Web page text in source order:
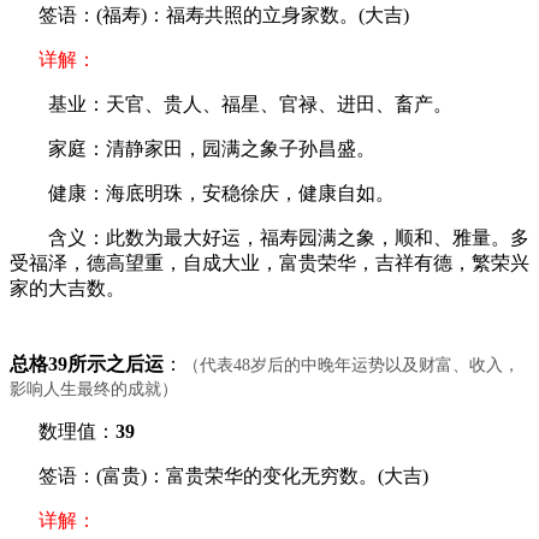
签语：(福寿)：福寿共照的立身家数。(大吉)
详解：
基业：天官、贵人、福星、官禄、进田、畜产。
家庭：清静家田，园满之象子孙昌盛。
健康：海底明珠，安稳徐庆，健康自如。
含义：此数为最大好运，福寿园满之象，顺和、雅量。多
受福泽，德高望重，自成大业，富贵荣华，吉祥有德，繁荣兴
家的大吉数。
总格39所示之后运 ：
（代表48岁后的中晚年运势以及财富、收入，
影响人生最终的成就）
数理值： 39
签语：(富贵)：富贵荣华的变化无穷数。(大吉)
详解：